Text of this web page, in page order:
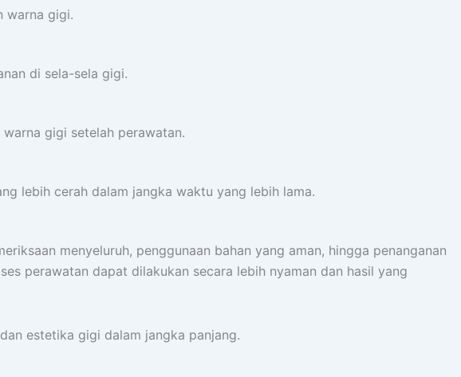
warna gigi.
di sela-sela gigi.
gigi setelah perawatan.
lebih cerah dalam jangka waktu yang lebih lama.
menyeluruh, penggunaan bahan yang aman, hingga penanganan
perawatan dapat dilakukan secara lebih nyaman dan hasil yang
estetika gigi dalam jangka panjang.